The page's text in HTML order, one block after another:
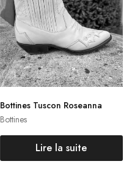
Bottines
Bottines Tuscon Roseanna
Lire la suite